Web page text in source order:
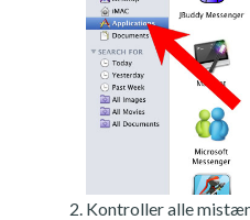
Kontroller alle